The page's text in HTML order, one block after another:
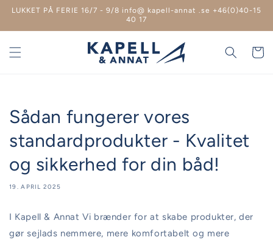
til
LUKKET PÅ FERIE 16/7 - 9/8 info@ kapell-annat .se +46(0)40-15
40 17
Sådan fungerer vores
standardprodukter - Kvalitet
og sikkerhed for din båd!
19. APRIL 2025
I Kapell & Annat Vi brænder for at skabe produkter, der
gør sejlads nemmere, mere komfortabelt og mere